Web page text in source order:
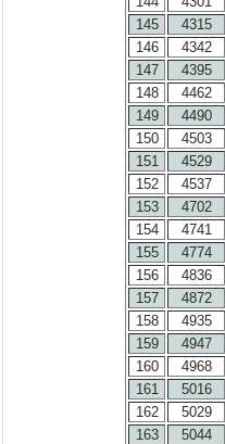
145
4315
146
4342
147
4395
148
4462
149
4490
150
4503
151
4529
152
4537
153
4702
154
4741
155
4774
156
4836
157
4872
158
4935
159
4947
160
4968
161
5016
162
5029
163
5044